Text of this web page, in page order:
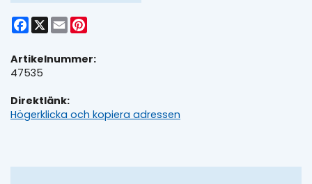
Facebook
X Email
Artikelnummer:
47535
Direktlänk:
Högerklicka och kopiera adressen